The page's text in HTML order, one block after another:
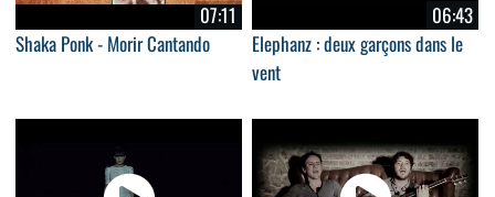
07:11
Shaka Ponk - Morir Cantando
06:43
Elephanz : deux garçons dans le
vent